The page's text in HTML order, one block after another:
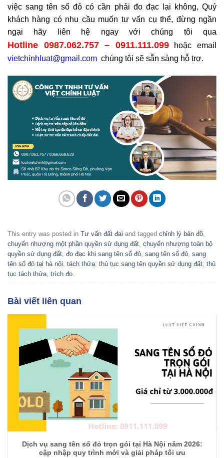
việc sang tên sổ đỏ có cần phải đo đạc lại không, Quý
khách hàng có nhu cầu muốn tư vấn cụ thể, đừng ngần
ngại hãy liên hệ ngay với chúng tôi qua
Hotline 0987.062.757 – 0911.111.099
hoặc email
vietchinhluat@gmail.com chúng tôi sẽ sẵn sàng hỗ trợ.
This entry was posted in Tư vấn đất đai and tagged chỉnh lý bản đồ
chuyển nhượng một phần quyền sử dụng đất chuyển nhượng toàn bộ
quyền sử dụng đất đo đạc khi sang tên sổ đỏ sang tên sổ đỏ sang
tên sổ đỏ tại hà nội tách thửa thủ tục sang tên quyền sử dụng đất thủ
tục tách thửa trích đo
Bài viết liên quan
Dịch vụ sang tên sổ đỏ trọn gói tại Hà Nội năm 2026:
cập nhập quy trình mới và giải pháp tối ưu